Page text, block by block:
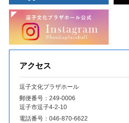
アクセス
逗子文化プラザホール
郵便番号：249‐0006
逗子市逗子4-2-10
電話番号： 046-870-6622